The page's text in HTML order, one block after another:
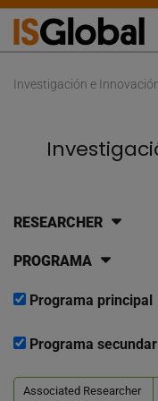
Investigación e
RESEARCHER
PROGRAMA
Programa principal
Programa
Associated Researcher